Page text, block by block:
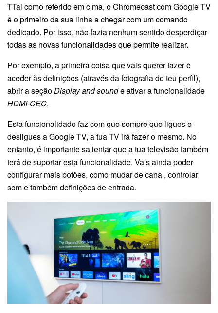
TTal como referido em cima, o Chromecast com Google TV
é o primeiro da sua linha a chegar com um comando
dedicado. Por isso, não fazia nenhum sentido desperdiçar
todas as novas funcionalidades que permite realizar.
Por exemplo, a primeira coisa que vais querer fazer é
aceder às definições (através da fotografia do teu perfil),
abrir a seçãoDisplay and sounde ativar a funcionalidade
HDMI-CEC.
Esta funcionalidade faz com que sempre que ligues e
desligues a Google TV, a tua TV irá fazer o mesmo. No
entanto, é importante salientar que a tua televisão também
terá de suportar esta funcionalidade. Vais ainda poder
configurar mais botões, como mudar de canal, controlar
som e também definições de entrada.